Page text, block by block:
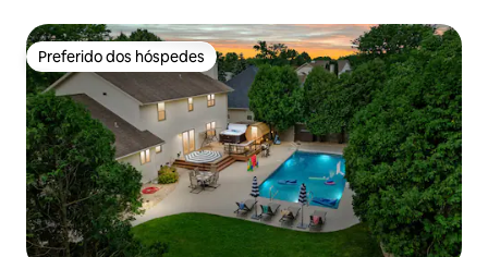
Preferido dos hóspedes
Preferido dos hóspedes